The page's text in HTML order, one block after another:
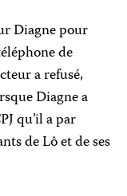
Diagne pour
de
a refusé,
Diagne a
qu’il a par
de Lô et de ses